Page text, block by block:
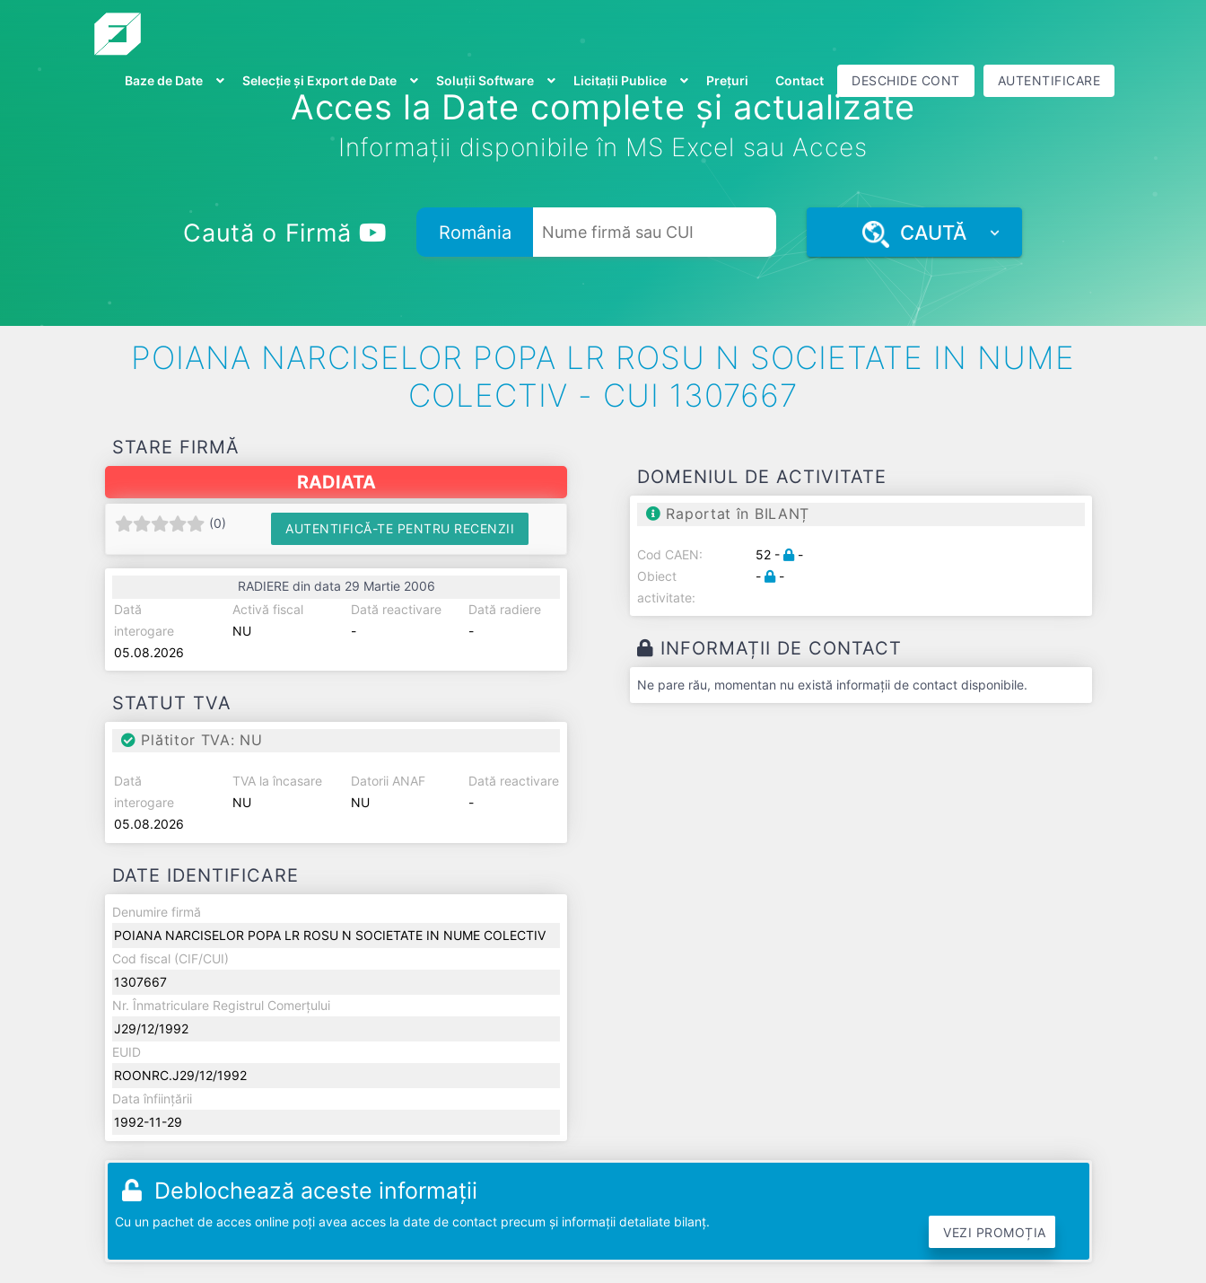
Baze de Date Selecție și Export de Date Soluții Software Licitații Publice Prețuri Contact DESCHIDE CONT AUTENTIFICARE
Acces la Date complete și actualizate
Informații disponibile în MS Excel sau Acces
Caută o Firmă România CAUTĂ
POIANA NARCISELOR POPA LR ROSU N SOCIETATE IN NUME
COLECTIV - CUI 1307667
STARE FIRMĂ
RADIATA
(0) AUTENTIFICĂ-TE PENTRU RECENZII
RADIERE din data 29 Martie 2006
Dată
interogare
05.08.2026
Activă fiscal
NU
Dată reactivare
-
Dată radiere
-
STATUT TVA
Plătitor TVA: NU
Dată
interogare
05.08.2026
TVA la încasare
NU
Datorii ANAF
NU
Dată reactivare
-
DATE IDENTIFICARE
Denumire firmă
POIANA NARCISELOR POPA LR ROSU N SOCIETATE IN NUME COLECTIV
Cod fiscal (CIF/CUI)
1307667
Nr. Înmatriculare Registrul Comerțului
J29/12/1992
EUID
ROONRC.J29/12/1992
Data înființării
1992-11-29
DOMENIUL DE ACTIVITATE
Raportat în BILANȚ
Cod CAEN: 52 -
-
Obiect
activitate:
- -
INFORMAȚII DE CONTACT
Ne pare rău, momentan nu există informații de contact disponibile.
Deblochează aceste informații
Cu un pachet de acces online poți avea acces la date de contact precum și informații detaliate bilanț.
VEZI PROMOȚIA